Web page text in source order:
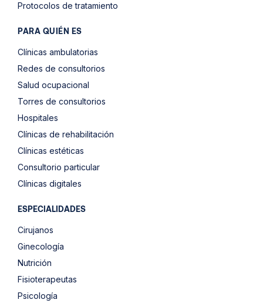
Protocolos de tratamiento
PARA QUIÉN ES
Clínicas ambulatorias
Redes de consultorios
Salud ocupacional
Torres de consultorios
Hospitales
Clínicas de rehabilitación
Clínicas estéticas
Consultorio particular
Clínicas digitales
ESPECIALIDADES
Cirujanos
Ginecología
Nutrición
Fisioterapeutas
Psicología